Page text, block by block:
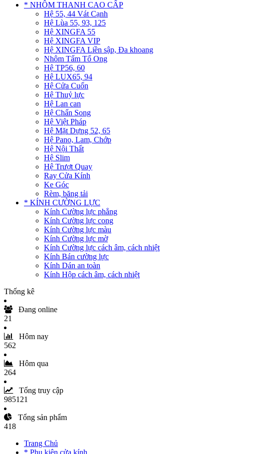
* NHÔM THANH CAO CẤP
Hệ 55, 44 Vát Cạnh
Hệ Lùa 55, 93, 125
Hệ XINGFA 55
Hệ XINGFA VIP
Hệ XINGFA Liền sập, Đa khoang
Nhôm Tấm Tổ Ong
Hệ TP56, 60
Hệ LUX65, 94
Hệ Cửa Cuốn
Hệ Thuỷ lực
Hệ Lan can
Hệ Chấn Song
Hệ Việt Pháp
Hệ Mặt Dựng 52, 65
Hệ Pano, Lam, Chớp
Hệ Nội Thất
Hệ Slim
Hệ Trượt Quay
Ray Cửa Kính
Ke Góc
Rèm, băng tải
* KÍNH CƯỜNG LỰC
Kính Cường lực phẳng
Kính Cường lực cong
Kính Cường lực màu
Kính Cường lực mờ
Kính Cường lực cách âm, cách nhiệt
Kính Bán cường lực
Kính Dán an toàn
Kính Hộp cách âm, cách nhiệt
Thống kê
Đang online
21
Hôm nay
562
Hôm qua
264
Tổng truy cập
985121
Tổng sản phẩm
418
Trang Chủ
* Phụ kiện cửa kính